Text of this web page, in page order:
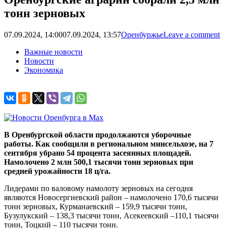
тонн зерновых
07.09.2024, 14:0007.09.2024, 13:57ОренбуржьеLeave a comment
Важные новости
Новости
Экономика
В Оренбургской области продолжаются уборочные
работы. Как сообщили в региональном минсельхозе, на 7
сентября убрано 54 процента засеянных площадей.
Намолочено 2 млн 500,1 тысячи тонн зерновых при
средней урожайности 18 ц/га.
Лидерами по валовому намолоту зерновых на сегодня
являются Новосергиевский район – намолочено 170,6 тысячи
тонн зерновых, Курманаевский – 159,9 тысячи тонн,
Бузулукский – 138,3 тысячи тонн, Асекеевский –110,1 тысячи
тонн, Тоцкий – 110 тысячи тонн.